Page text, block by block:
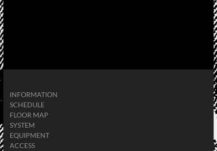
INFORMATION
SCHEDULE
FLOOR MAP
SYSTEM
EQUIPMENT
ACCESS